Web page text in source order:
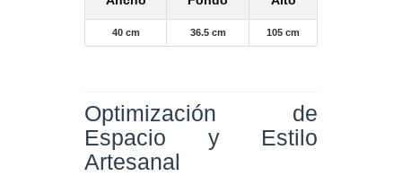
40 cm 36.5 cm 105 cm
Optimización de
Espacio y Estilo
Artesanal